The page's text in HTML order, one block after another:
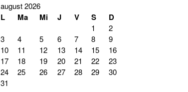
august 2026
L Ma Mi J V S D
1
2
3
4 5 6 7 8
9
10
11 12 13 14 15
16
17
18 19 20 21 22
23
24
25 26 27 28 29
30
31